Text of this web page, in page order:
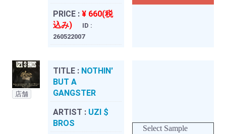
PRICE : ¥ 660(税
込み)
ID :
260522007
店舗
TITLE : NOTHIN'
BUT A
GANGSTER
ARTIST : UZI $
BROS
Select Sample